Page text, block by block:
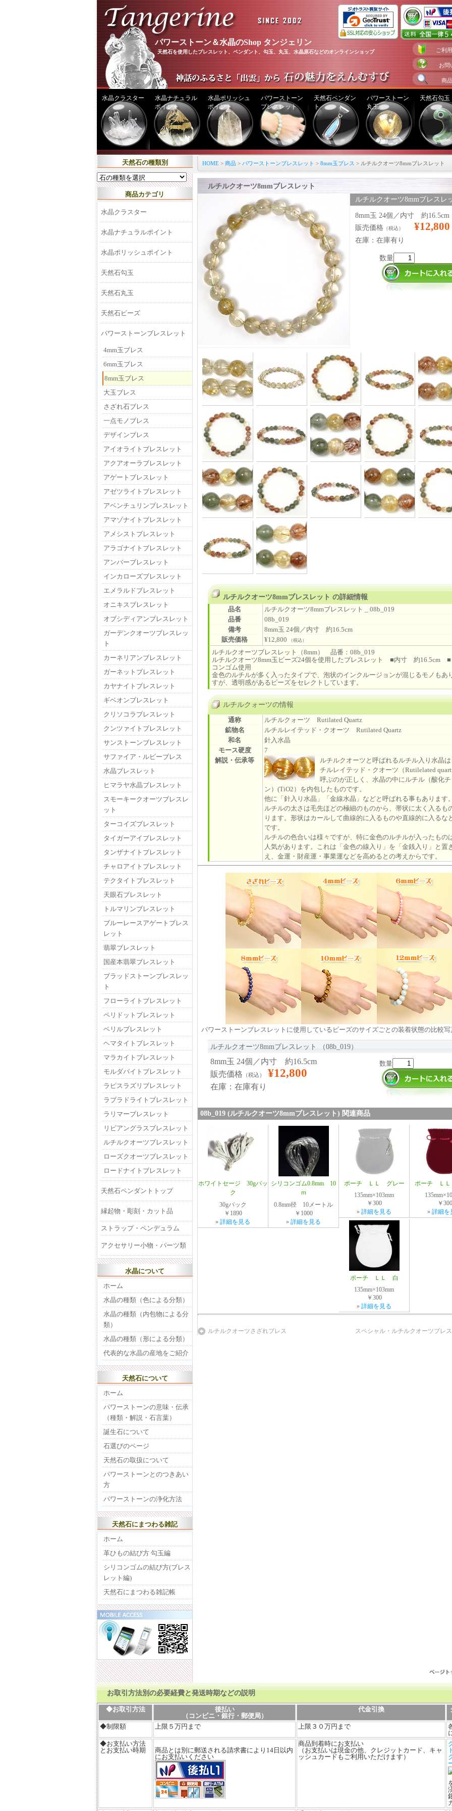
パワーストーン＆水晶のShop タンジェリン
天然石を使用したブレスレット、ペンダント、勾玉、丸玉、水晶原石などのオンラインショップ ご利
お問
商
水晶クラスター
水晶ナチュラル
ポイント
水晶ポリッシュ
ポイント
パワーストーン
ブレスレット
天然石ペンダン
ト
パワーストーン
丸玉
天然石勾玉
HOME > 商品 > パワーストーンブレスレット > 8mm玉ブレス > ルチルクオーツ8mmブレスレット
ルチルクオーツ8mmブレスレット
ルチルクオーツ8mmブレスレ
8mm玉 24個／内寸 約16.5cm
販売価格 （税込） ¥12,800
在庫：在庫有り
数量
ルチルクオーツ8mmブレスレット の詳細情報
品名
ルチルクオーツ8mmブレスレット _ 08b_019
品番
08b_019
備考
8mm玉 24個／内寸 約16.5cm
販売価格
¥12,800 （税込）
ルチルクオーツブレスレット（8mm） 品番：08b_019
ルチルクオーツ8mm玉ビーズ24個を使用したブレスレット ■内寸 約16.5cm ■
コンゴム使用
金色のルチルが多く入ったタイプで、泡状のインクルージョンが混じるモノもあ
すが、透明感があるビーズをセレクトしています。
ルチルクォーツの情報
通称
ルチルクォーツ Rutilated Quartz
鉱物名
ルチルレイテッド・クオーツ Rutilated Quartz
和名
針入水晶
モース硬度
7
解説・伝承等
ルチルクオーツと呼ばれるルチル入り水晶
チルレイテッド・クオーツ（Rutilelated
呼ぶのが正しく、水晶の中にルチル（酸化
ン）(TiO2）を内包したものです。
他に「針入り水晶」「金線水晶」などと呼ばれる事もあります
ルチルの太さは毛先ほどの極細のものから、帯状に太く入るも
ります。形状はカールして曲線的に入るものや直線的に入るな
です。
ルチルの色合いは様々ですが、特に金色のルチルが入ったもの
人気があります。これは「金色の線入り」を「金銭入り」と置
え、金運・財産運・事業運などを高めるとの考えからです。
パワーストーンブレスレットに使用しているビーズのサイズごとの装着状態の比較
ルチルクオーツ8mmブレスレット （08b_019）
数量
8mm玉 24個／内寸 約16.5cm
販売価格 （税込） ¥12,800
在庫：在庫有り
08b_019 (ルチルクオーツ8mmブレスレット) 関連商品
ホワイトセージ 30gパッ
ク
30gパック
￥1890
» 詳細を見る
シリコンゴム0.8mm 10
ｍ
0.8mm径 10メートル
￥1000
» 詳細を見る
ポーチ ＬＬ グレー
135mm×103mm
￥300
» 詳細を見る
ポーチ Ｌ
￥300
» 詳細を
ポーチ ＬＬ 白
135mm×103mm
￥300
» 詳細を見る
ルチルクオーツさざれブレス スペシャル・ルチルクオーツブレ
天然石の種類別
商品カテゴリ
水晶クラスター
水晶ナチュラルポイント
水晶ポリッシュポイント
天然石勾玉
天然石丸玉
天然石ビーズ
パワーストーンブレスレット
4mm玉ブレス
6mm玉ブレス
8mm玉ブレス
大玉ブレス
さざれ石ブレス
一点モノブレス
デザインブレス
アイオライトブレスレット
アクアオーラブレスレット
アゲートブレスレット
アゼツライトブレスレット
アベンチュリンブレスレット
アマゾナイトブレスレット
アメシストブレスレット
アラゴナイトブレスレット
アンバーブレスレット
インカローズブレスレット
エメラルドブレスレット
オニキスブレスレット
オブシディアンブレスレット
ガーデンクオーツブレスレッ
ト
カーネリアンブレスレット
ガーネットブレスレット
カヤナイトブレスレット
ギベオンブレスレット
クリソコラブレスレット
クンツァイトブレスレット
サンストーンブレスレット
サファイア・ルビーブレス
水晶ブレスレット
ヒマラヤ水晶ブレスレット
スモーキークオーツブレスレ
ット
ターコイズブレスレット
タイガーアイブレスレット
タンザナイトブレスレット
チャロアイトブレスレット
テクタイトブレスレット
天眼石ブレスレット
トルマリンブレスレット
ブルーレースアゲートブレス
レット
翡翠ブレスレット
国産本翡翠ブレスレット
ブラッドストーンブレスレッ
ト
フローライトブレスレット
ペリドットブレスレット
ベリルブレスレット
ヘマタイトブレスレット
マラカイトブレスレット
モルダバイトブレスレット
ラピスラズリブレスレット
ラブラドライトブレスレット
ラリマーブレスレット
リビアングラスブレスレット
ルチルクオーツブレスレット
ローズクオーツブレスレット
ロードナイトブレスレット
天然石ペンダントトップ
縁起物・彫刻・カット品
ストラップ・ペンデュラム
アクセサリー小物・パーツ類
水晶について
ホーム
水晶の種類（色による分類）
水晶の種類（内包物による分
類）
水晶の種類（形による分類）
代表的な水晶の産地をご紹介
天然石について
ホーム
パワーストーンの意味・伝承
（種類・解説・石言葉）
誕生石について
石選びのページ
天然石の取扱について
パワーストーンとのつきあい
方
パワーストーンの浄化方法
天然石にまつわる雑記
ホーム
革ひもの結び方 勾玉編
シリコンゴムの結び方(ブレス
レット編)
天然石にまつわる雑記帳
お取引方法別の必要経費と発送時期などの説明
◆お取引方法
後払い
（コンビニ・銀行・郵便局）
代金引換
◆制限額 上限５万円まで 上限３０万円まで
◆お支払い方法
とお支払い時期
商品とは別に郵送される請求書により14日以内
にお支払いください
商品到着時にお支払い
（お支払いは現金の他、クレジットカード、キャ
ッシュカードもご利用いただけます）